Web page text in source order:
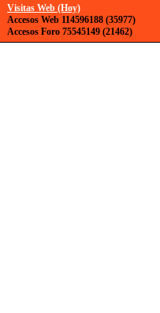
Visitas Web (Hoy)
Accesos Web 114596188 (35977)
Accesos Foro 75545149 (21462)